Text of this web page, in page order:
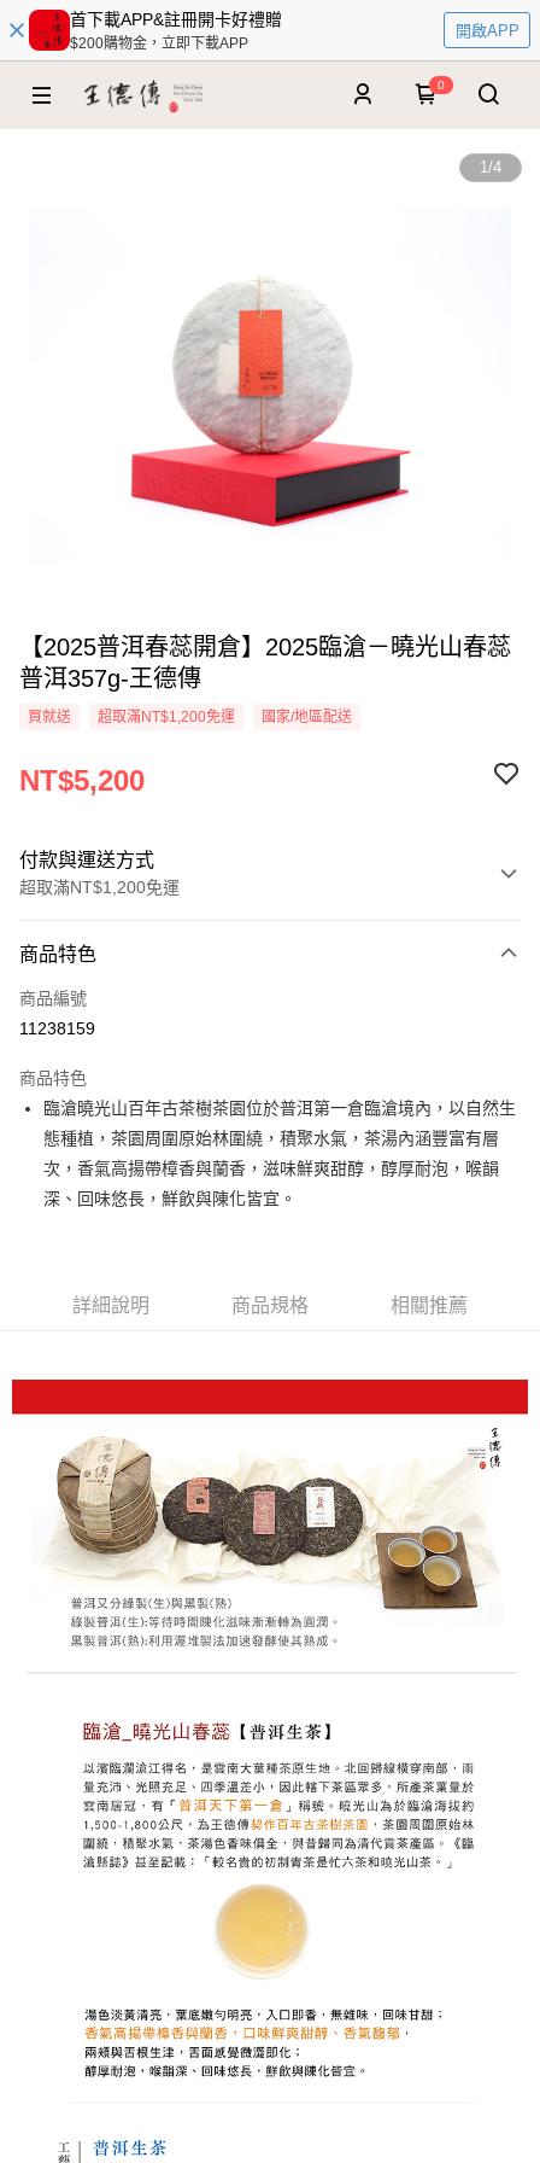
首下載APP&註冊開卡好禮贈
$200購物金，立即下載APP
開啟APP
0
1/4
【2025普洱春蕊開倉】2025臨滄－曉光山春蕊
普洱357g-王德傳
買就送 超取滿NT$1,200免運 國家/地區配送
NT$5,200
付款與運送方式
超取滿NT$1,200免運
信用卡一次付款
LINE Pay
街口支付
悠遊付
Google Pay
相關說明
2.付款方式選擇「大哥付你分期」，訂單成立後會自動跳轉到大哥付的交易
3.實際核准額度、可分期數及費用金額請依後續交易確認頁面所載為準。
4.訂單成立30分鐘內，如未前往確認交易或遇審核未通過，訂單將自動取
消。如遇「轉專審核」未通過狀況，表示未達大哥付你分期系統評分，恕無
法說明評估內容。
【繳款方式說明】
1.分期款項不併入電信帳單，「大哥付你分期」於每月結算日後寄送繳費提
醒簡訊。
2.透過簡訊連結打開帳單後，可選擇「超商條碼／台灣大直營門市／銀行轉
帳／街口支付／iPASS MONEY」等通路繳費。
買賣價金債權讓與本公司後，依約使用本公司帳單繳交帳款。
資料（包含姓名、電話或地址）提供予台灣大哥大進項蒐集、處理及利用，
由本公司與您本人進行分期帳單所需資料之確認、核對及更正。
3.完整用戶服務條款，請詳閱以下連結：https://oppay.tw/userRule
相關說明
【關於「AFTEE先享後付」】
AFTEE先享後付是「在收到商品之後才付款」的支付方式。 讓您購物簡單
便利好安心！
１．簡單：不需註冊會員、不需綁卡、不需儲值。
２．便利：只要手機號碼，簡訊認證，即可結帳。
３．安心：先確認商品／服務後，再付款。
【「AFTEE先享後付」結帳流程】
１．於結帳方式選擇「AFTEE先享後付」後，將跳轉至「AFTEE先享後付」
結帳頁面，進行簡訊認證並確認金額後，即可完成結帳。
２．訂單成立數日內，您將收到繳費通知簡訊。
３．收到繳費通知簡訊後14天內，點擊此簡訊中的連結，可透過四大超商／
ATM／網路銀行／等多元方式進行付款，方視為交易完成。
後付繳納相關費用。
※ 交易是否成功請以「AFTEE先享後付 」之結帳頁面顯示為準，若有關於
是否繳費成功／繳費後需取消欲退款等相關疑問，請聯繫「AFTEE先享後付
客戶支援中心」https://netprotections.freshdesk.com/support/home
【注意事項】
１．透過由恩沛科技股份有限公司提供之「AFTEE先享後付」服務完成之交
易，需依本服務之必要範圍內提供個人資料，並將交易相關給付款項請求債
權轉讓予恩沛科技股份有限公司。
２．關於個人資料處理事宜，請瀏覽以下網址：
３．未成年的使用者請事先徵得法定代理人或監護人之同意方可使用
４．使用「AFTEE先享後付」時，將依據個別帳號之用戶狀況，依本公司即
時審查核予不同之上限額度；若仍有額度不足之情形，本公司將視審查結果
運送方式
付款後全家取貨
每筆NT$80，滿NT$1,200(含以上)免運費
付款後萊爾富取貨
每筆NT$80，滿NT$1,200(含以上)免運費
本島宅配
每筆NT$150，滿NT$1,800(含以上)免運費
離島宅配
每筆NT$250，滿NT$2,500(含以上)免運費
港澳地區 (請勿使用順豐智能櫃收件)
商品特色
商品編號
11238159
商品特色
臨滄曉光山百年古茶樹茶園位於普洱第一倉臨滄境內，以自然生
態種植，茶園周圍原始林圍繞，積聚水氣，茶湯內涵豐富有層
次，香氣高揚帶樟香與蘭香，滋味鮮爽甜醇，醇厚耐泡，喉韻
深、回味悠長，鮮飲與陳化皆宜。
詳細說明 商品規格 相關推薦